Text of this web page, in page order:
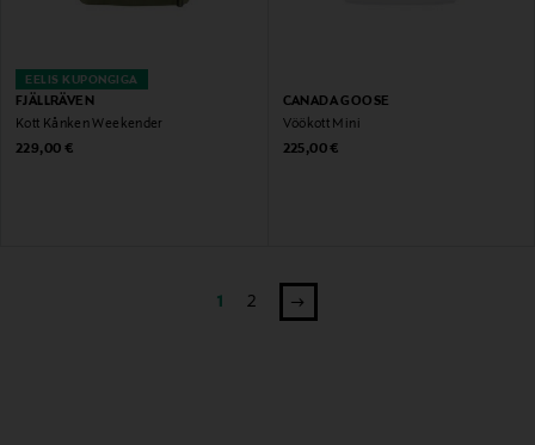
EELIS KUPONGIGA
FJÄLLRÄVEN
Kott Kånken Weekender
Original Price
229,00 €
CANADA GOOSE
Vöökott Mini
Original Price
225,00 €
1 2